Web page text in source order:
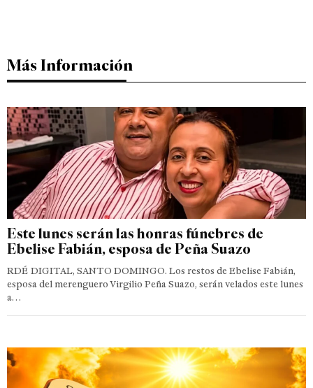
Más Información
Este lunes serán las honras fúnebres de
Ebelise Fabián, esposa de Peña Suazo
RDÉ DIGITAL, SANTO DOMINGO. Los restos de Ebelise Fabián,
esposa del merenguero Virgilio Peña Suazo, serán velados este lunes
a…